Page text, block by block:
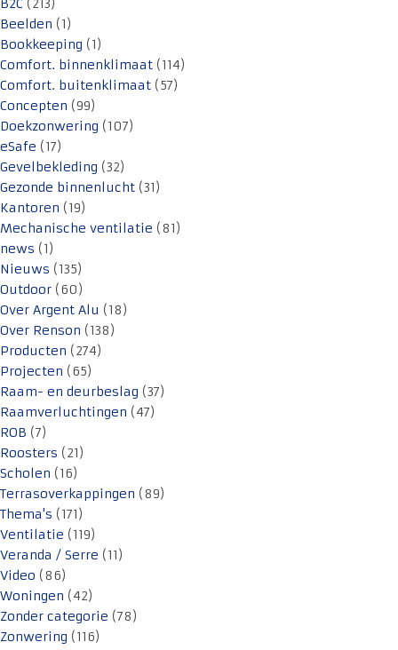
B2C (213)
Beelden (1)
Bookkeeping (1)
Comfort. binnenklimaat (114)
Comfort. buitenklimaat (57)
Concepten (99)
Doekzonwering (107)
eSafe (17)
Gevelbekleding (32)
Gezonde binnenlucht (31)
Kantoren (19)
Mechanische ventilatie (81)
news (1)
Nieuws (135)
Outdoor (60)
Over Argent Alu (18)
Over Renson (138)
Producten (274)
Projecten (65)
Raam- en deurbeslag (37)
Raamverluchtingen (47)
ROB (7)
Roosters (21)
Scholen (16)
Terrasoverkappingen (89)
Thema's (171)
Ventilatie (119)
Veranda / Serre (11)
Video (86)
Woningen (42)
Zonder categorie (78)
Zonwering (116)